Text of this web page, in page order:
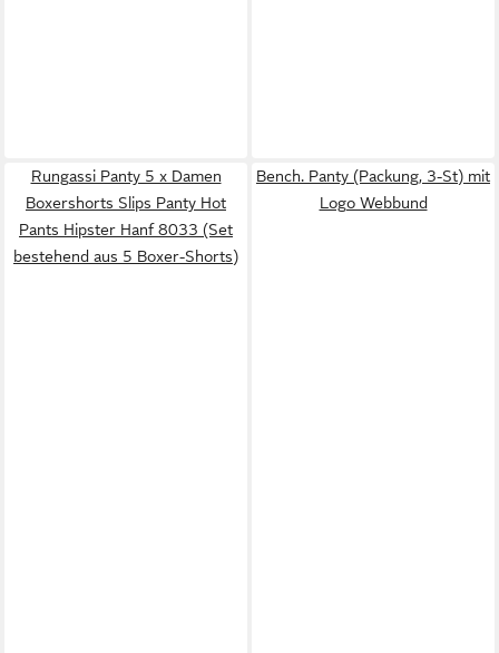
Rungassi Panty 5 x Damen
Boxershorts Slips Panty Hot
Pants Hipster Hanf 8033 (Set
bestehend aus 5 Boxer-Shorts)
Bench. Panty (Packung, 3-St) mit
Logo Webbund